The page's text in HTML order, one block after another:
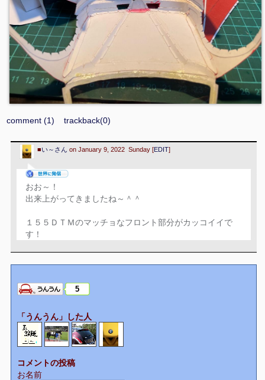
comment (1) trackback(0)
■い～さん on January 9, 2022 Sunday [EDIT]
おお～！
出来上がってきましたね～＾＾
１５５ＤＴＭのマッチョなフロント部分がカッコイイで
す！
5
「うんうん」した人
コメントの投稿
お名前